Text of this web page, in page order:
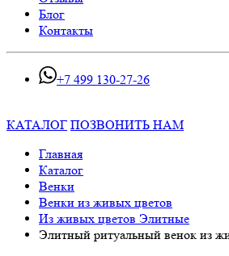
Блог
Контакты
+7 499 130-27-26
КАТАЛОГ ПОЗВОНИТЬ НАМ
Главная
Каталог
Венки
Венки из живых цветов
Из живых цветов Элитные
Элитный ритуальный венок из